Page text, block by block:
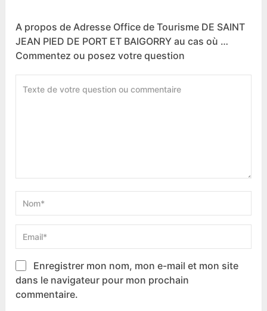
A propos de Adresse Office de Tourisme DE SAINT
JEAN PIED DE PORT ET BAIGORRY au cas où …
Commentez ou posez votre question
Enregistrer mon nom, mon e-mail et mon site
dans le navigateur pour mon prochain
commentaire.